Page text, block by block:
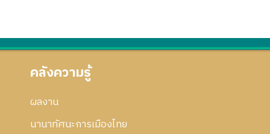
คลังความรู้
ผลงาน
นานาทัศนะการเมืองไทย